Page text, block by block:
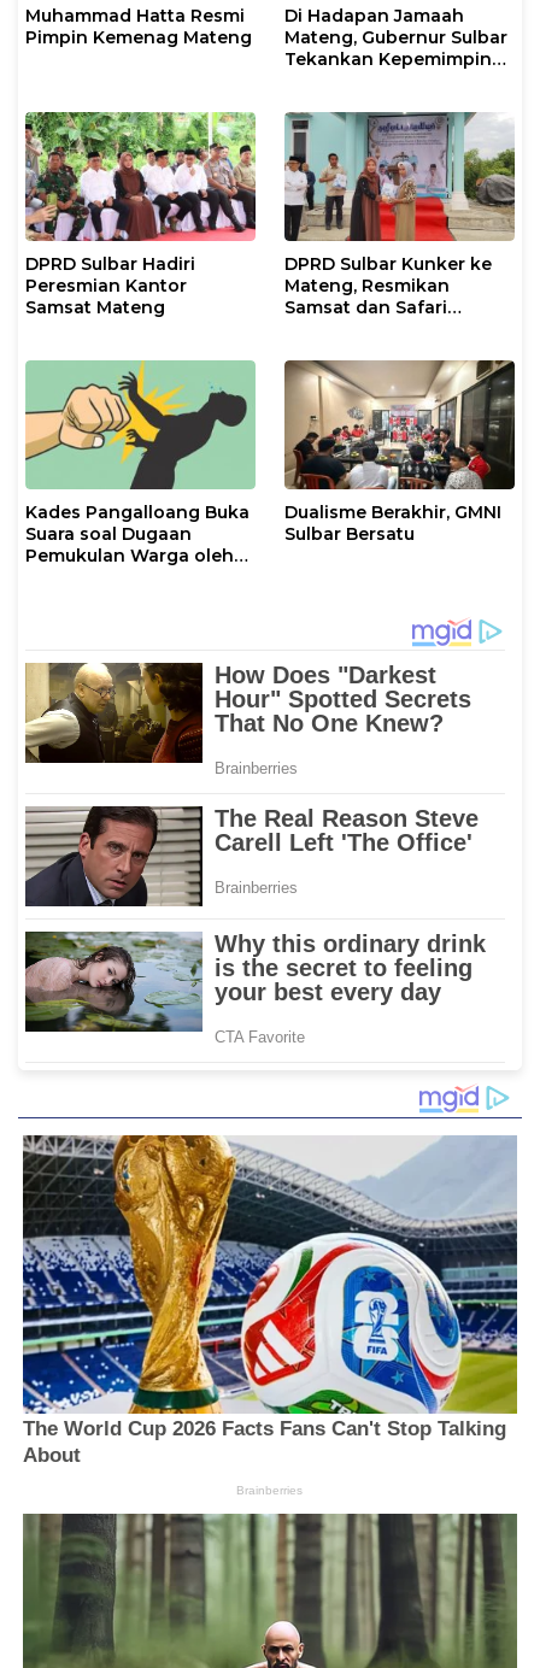
Muhammad Hatta Resmi
Pimpin Kemenag Mateng
Di Hadapan Jamaah
Mateng, Gubernur Sulbar
Tekankan Kepemimpinan
DPRD Sulbar Hadiri
Peresmian Kantor
Samsat Mateng
DPRD Sulbar Kunker ke
Mateng, Resmikan
Samsat dan Safari
Kades Pangalloang Buka
Suara soal Dugaan
Pemukulan Warga oleh
Dualisme Berakhir, GMNI
Sulbar Bersatu